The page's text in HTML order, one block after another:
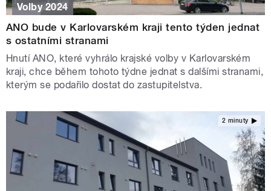
Volby 2024
ANO bude v Karlovarském kraji tento týden jednat
s ostatními stranami
Hnutí ANO, které vyhrálo krajské volby v Karlovarském
kraji, chce během tohoto týdne jednat s dalšími stranami,
kterým se podařilo dostat do zastupitelstva.
2 minuty